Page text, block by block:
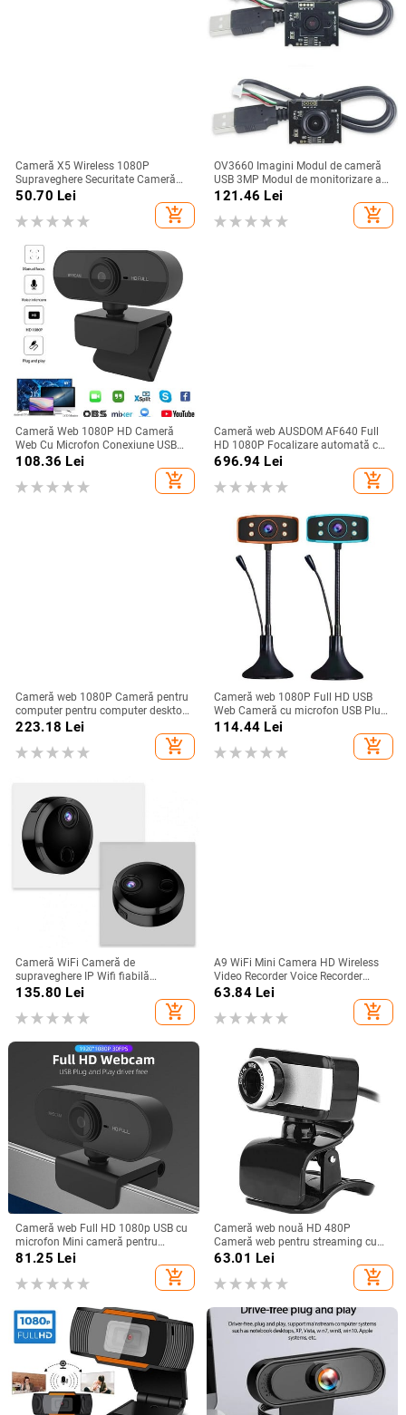
Cameră X5 Wireless 1080P
Supraveghere Securitate Cameră
video Viziune nocturnă Detectare
mișcare Camera video Mini Cam
Monitor Casa inteligentă Nou
50.70 Lei
add_shopping_cart
OV3660 Imagini Modul de cameră
USB 3MP Modul de monitorizare a
obiectivului cu focalizare manuală
1080P MJPG/YUY2 Placă pentru
cameră Web Dropship
121.46 Lei
add_shopping_cart
Cameră Web 1080P HD Cameră
Web Cu Microfon Conexiune USB
Cameră Web pentru PC Computer
Mac Laptop Desktop Apel video în
direct Mini cameră
108.36 Lei
add_shopping_cart
Cameră web AUSDOM AF640 Full
HD 1080P Focalizare automată cu
microfon cu anulare a zgomotului
Cameră web pentru Windows Mac
696.94 Lei
add_shopping_cart
Cameră web 1080P Cameră pentru
computer pentru computer desktop
cu microfon cu absorbție a
sunetului și cameră HD Suportă
televizoare Windows MAC și
223.18 Lei
add_shopping_cart
Cameră web 1080P Full HD USB
Web Cameră cu microfon USB Plug
and Play Apel video Web Cam
computer
114.44 Lei
add_shopping_cart
Cameră WiFi Cameră de
supraveghere IP Wifi fiabilă
200mAh Baterie Cameră WiFi fără
fir Cameră WiFi Dispozitiv de
securitate pentru birou
135.80 Lei
add_shopping_cart
A9 WiFi Mini Camera HD Wireless
Video Recorder Voice Recorder
Camera de monitorizare a
securității Smart Home pentru
sugari și animale de companie
63.84Lei
add_shopping_cart
Cameră web Full HD 1080p USB cu
microfon Mini cameră pentru
computer, rotativă flexibilă, pentru
laptopuri, cameră web pentru
desktop Educație online
81.25 Lei
add_shopping_cart
Cameră web nouă HD 480P
Cameră web pentru streaming cu
microfoane Cameră web pentru
jocuri Conferințe Desktop Cameră
web HD Cameră web Cameră web
63.01 Lei
add_shopping_cart